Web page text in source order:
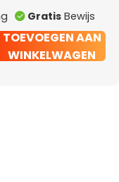
GratisBewijs
TOEVOEGEN AAN
WINKELWAGEN